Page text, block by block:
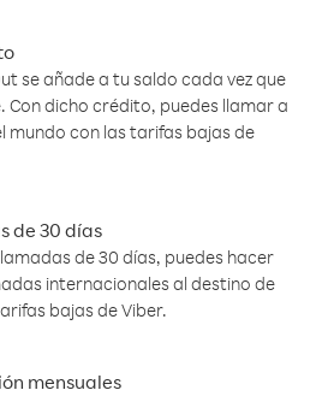
se añade a tu saldo cada vez que
Con dicho crédito, puedes llamar a
mundo con las tarifas bajas de
de 30 días
de 30 días, puedes hacer
internacionales al destino de
bajas de Viber.
mensuales